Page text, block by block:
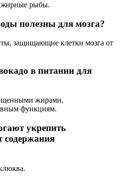
жирные рыбы.
полезны для мозга?
защищающие клетки мозга от
в питании для
жирами,
функциям.
укрепить
содержания